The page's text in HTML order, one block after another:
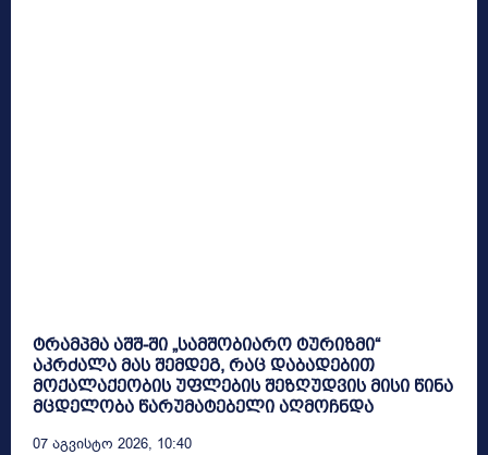
ტრამპმა აშშ-ში „სამშობიარო ტურიზმი“
აკრძალა მას შემდეგ, რაც დაბადებით
მოქალაქეობის უფლების შეზღუდვის მისი წინა
მცდელობა წარუმატებელი აღმოჩნდა
07 Აგვისტო 2026, 10:40